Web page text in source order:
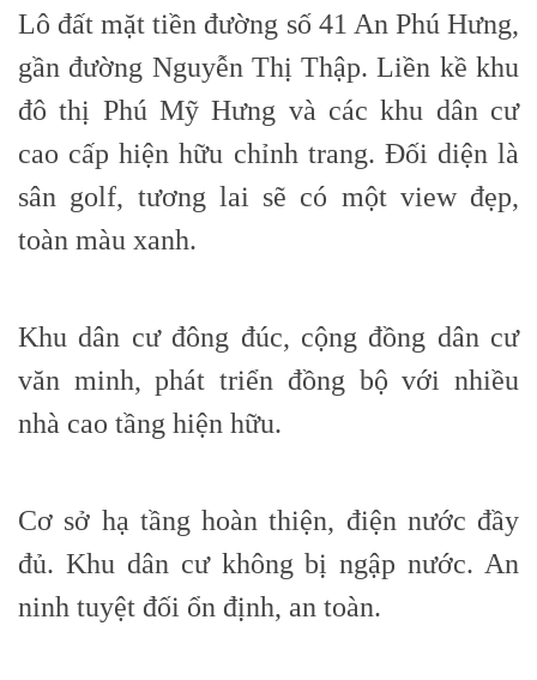
Lô đất mặt tiền đường số 41 An Phú Hưng,
gần đường Nguyễn Thị Thập. Liền kề khu
đô thị Phú Mỹ Hưng và các khu dân cư
cao cấp hiện hữu chỉnh trang. Đối diện là
sân golf, tương lai sẽ có một view đẹp,
toàn màu xanh.
Khu dân cư đông đúc, cộng đồng dân cư
văn minh, phát triển đồng bộ với nhiều
nhà cao tầng hiện hữu.
Cơ sở hạ tầng hoàn thiện, điện nước đầy
đủ. Khu dân cư không bị ngập nước. An
ninh tuyệt đối ổn định, an toàn.